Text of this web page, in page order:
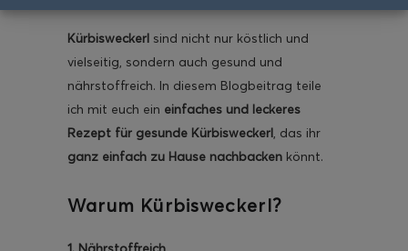
Kürbisweckerl sind nicht nur köstlich und
vielseitig, sondern auch gesund und
nährstoffreich. In diesem Blogbeitrag teile
ich mit euch ein einfaches und leckeres
Rezept für gesunde Kürbisweckerl, das ihr
ganz einfach zu Hause nachbacken könnt.
Warum Kürbisweckerl?